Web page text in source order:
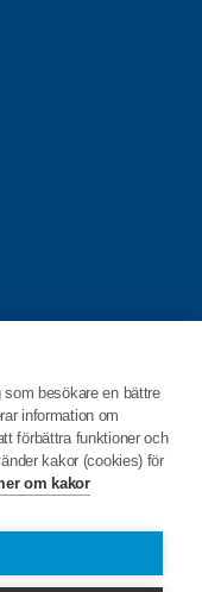
besökare en bättre
information om
förbättra funktioner och
kakor (cookies) för
om kakor